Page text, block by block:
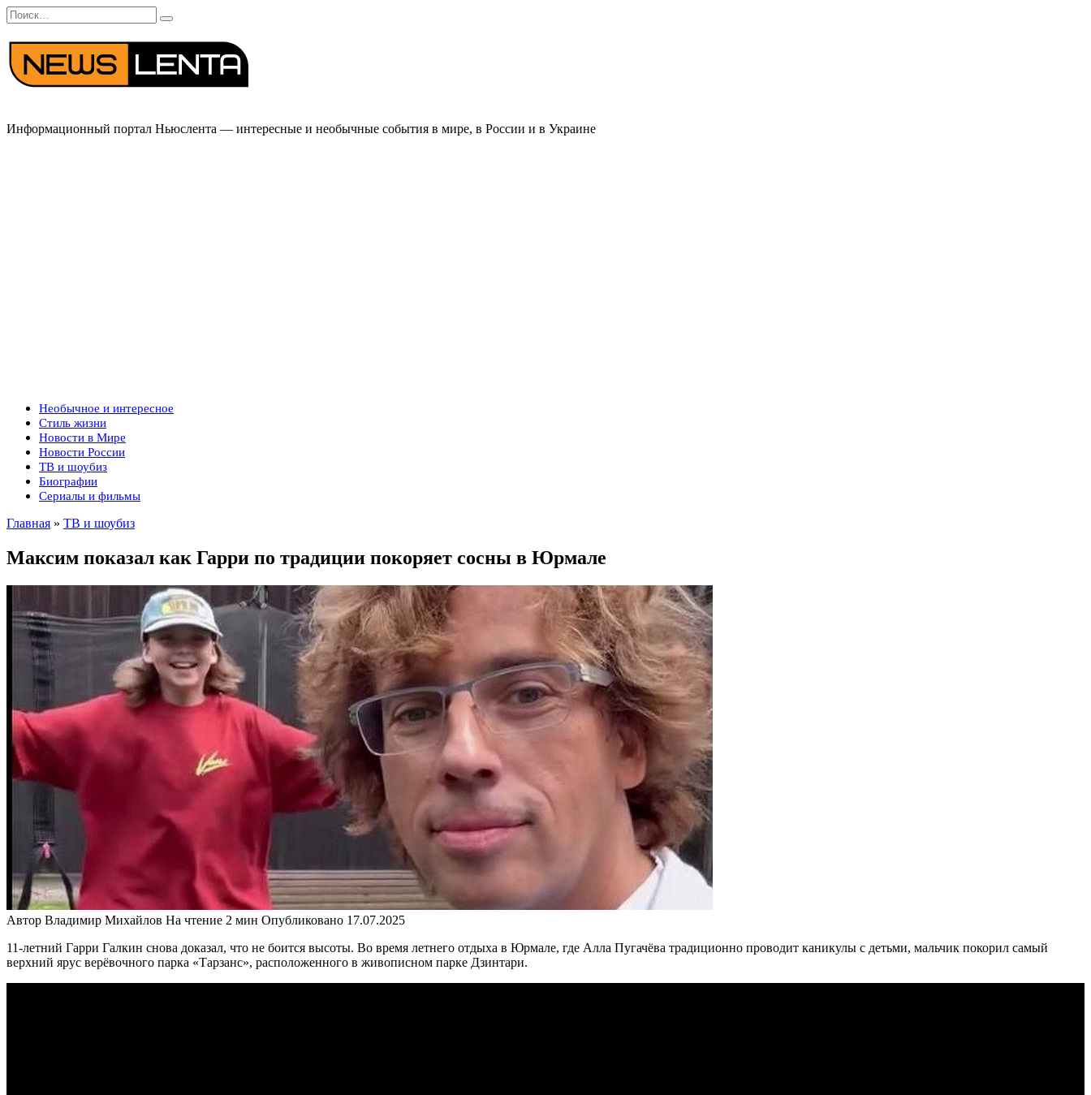
Перейти
к
содержанию
Search
for:
Информационный портал Ньюслента — интересные и необычные события в мире, в России и в Украине
Необычное и интересное
Стиль жизни
Новости в Мире
Новости России
ТВ и шоубиз
Биографии
Сериалы и фильмы
Главная » ТВ и шоубиз
Максим показал как Гарри по традиции покоряет сосны в Юрмале
Автор Владимир Михайлов На чтение 2 мин Опубликовано 17.07.2025
11-летний Гарри Галкин снова доказал, что не боится высоты. Во время летнего отдыха в Юрмале, где Алла Пугачёва традиционно проводит каникулы с детьми, мальчик покорил самый
верхний ярус верёвочного парка «Тарзанс», расположенного в живописном парке Дзинтари.